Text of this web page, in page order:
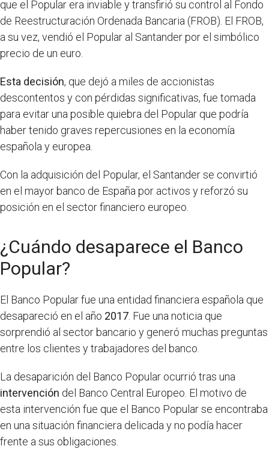
que el Popular era inviable y transfirió su control al Fondo
de Reestructuración Ordenada Bancaria (FROB). El FROB,
a su vez, vendió el Popular al Santander por el simbólico
precio de un euro.
Esta decisión, que dejó a miles de accionistas
descontentos y con pérdidas significativas, fue tomada
para evitar una posible quiebra del Popular que podría
haber tenido graves repercusiones en la economía
española y europea.
Con la adquisición del Popular, el Santander se convirtió
en el mayor banco de España por activos y reforzó su
posición en el sector financiero europeo.
¿Cuándo desaparece el Banco
Popular?
El Banco Popular fue una entidad financiera española que
desapareció en el año 2017 . Fue una noticia que
sorprendió al sector bancario y generó muchas preguntas
entre los clientes y trabajadores del banco.
La desaparición del Banco Popular ocurrió tras una
intervención del Banco Central Europeo. El motivo de
esta intervención fue que el Banco Popular se encontraba
en una situación financiera delicada y no podía hacer
frente a sus obligaciones.